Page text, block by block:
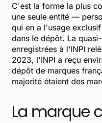
C'est la forme la plus
une seule entité —
qui en a l'usage
dans le dépôt. La
enregistrées à l'INPI
2023, l'INPI a reçu
dépôt de marques
majorité étaient des
La marque